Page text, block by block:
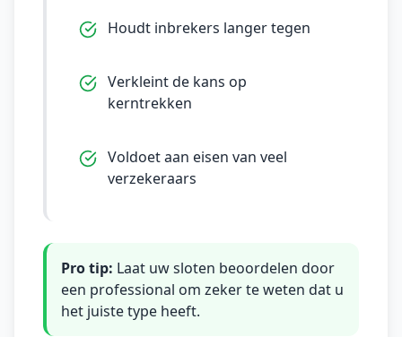
Houdt inbrekers langer tegen
Verkleint de kans op
kerntrekken
Voldoet aan eisen van veel
verzekeraars
Pro tip: Laat uw sloten beoordelen door
een professional om zeker te weten dat u
het juiste type heeft.